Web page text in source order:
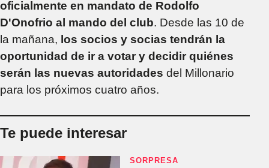
oficialmente en mandato de Rodolfo
D'Onofrio al mando del club. Desde las 10 de
la mañana, los socios y socias tendrán la
oportunidad de ir a votar y decidir quiénes
serán las nuevas autoridades del Millonario
para los próximos cuatro años.
Te puede interesar
SORPRESA